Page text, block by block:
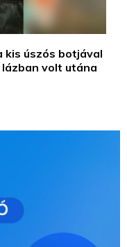
úszós botjával
lázban volt utána